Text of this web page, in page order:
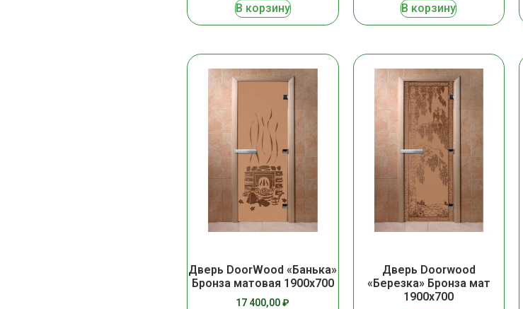
В корзину В корзину
Дверь DoorWood «Банька»
Бронза матовая 1900х700
17 400,00₽
Дверь Doorwood
«Березка» Бронза мат
1900х700